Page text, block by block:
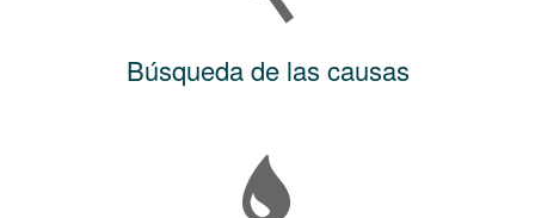
Búsqueda de las causas